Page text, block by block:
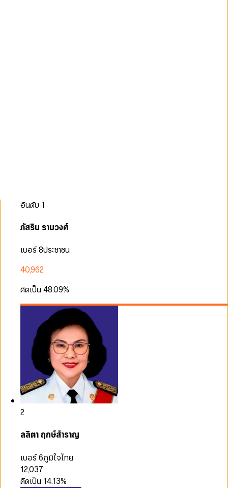
อันดับ 1
ภัสริน รามวงศ์
เบอร์ 8ประชาชน
40,962
คิดเป็น48.09%
2
ลลิตา ฤกษ์สำราญ
เบอร์ 6ภูมิใจไทย
12,037
คิดเป็น 14.13%